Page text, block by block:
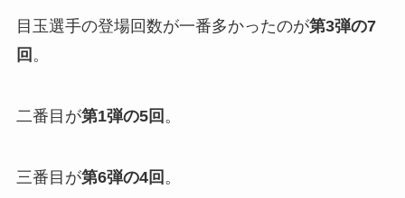
目玉選手の登場回数が一番多かったのが第3弾の7
回 。
二番目が第1弾の5回 。
三番目が第6弾の4回 。